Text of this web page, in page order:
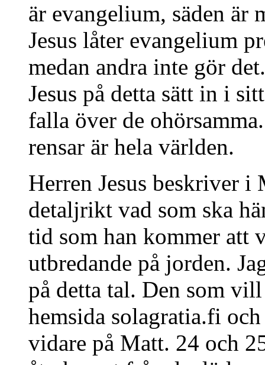
är evangelium, säden är
Jesus låter evangelium
medan andra inte gör
Jesus på detta sätt in i
falla över de
rensar är hela världen.
Herren Jesus beskriver i
detaljrikt vad som ska
tid som han kommer att
utbredande på jorden.
på detta tal. Den som
hemsida solagratia.fi
vidare på Matt. 24 och